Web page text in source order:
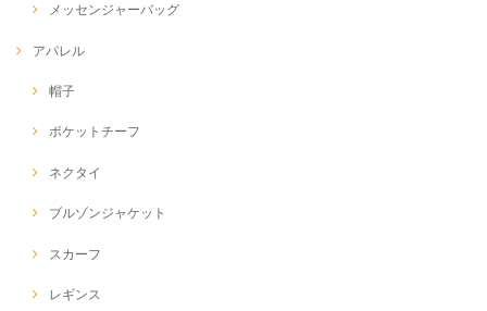
メッセンジャーバッグ
アパレル
帽子
ポケットチーフ
ネクタイ
ブルゾンジャケット
スカーフ
レギンス